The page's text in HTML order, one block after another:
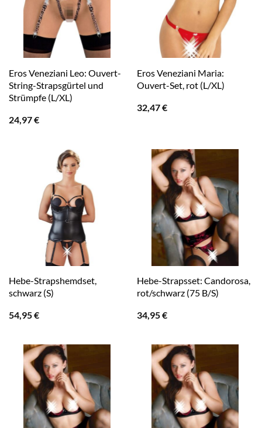
Eros Veneziani Leo: Ouvert-
String-Strapsgürtel und
Strümpfe (L/XL)
24,97€
Eros Veneziani Maria:
Ouvert-Set, rot (L/XL)
32,47€
Hebe-Strapshemdset,
schwarz (S)
54,95€
Hebe-Strapsset: Candorosa,
rot/schwarz (75 B/S)
34,95€